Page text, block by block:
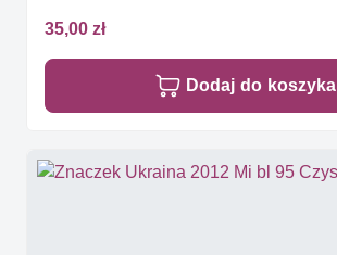
35,00 zł
Dodaj do koszyka